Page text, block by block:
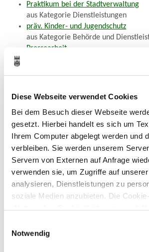
Diese Webseite verwendet Cookies
Bei dem Besuch dieser Webseite
gesetzt. Hierbei handelt es sich um
Ihrem Computer abgelegt werden und
verbleiben. Sie werden unserem
Servern von Externen auf Anfrage
verwenden sie, um Zugriffe auf
analysieren, Dienstleistungen zu
soziale Medien anzubieten. Die
Drittländern (USA) mit unzureichendem
Datenschutzniveau verarbeiten. Es
Notwendig
Praktikum bei der Stadtverwaltung
aus Kategorie Dienstleistungen
präv. Kinder- und Jugendschutz
aus Kategorie Behörde und
Pressearbeit
Projektarbeit Wirtschaftsförderung
Projekt Forderungs- und
aus Kategorie Behörde und
Projektmaßnahmen für Kinder /
aus Kategorie Behörde und
Sie suchen...
A Ä B C D E F G H I J K L M N O
Suchbegriff